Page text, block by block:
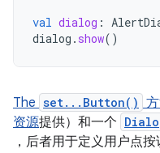
val dialog :
dialog . show()
The set...Button()
资源提供）和一个
，后者用于定义用户点按